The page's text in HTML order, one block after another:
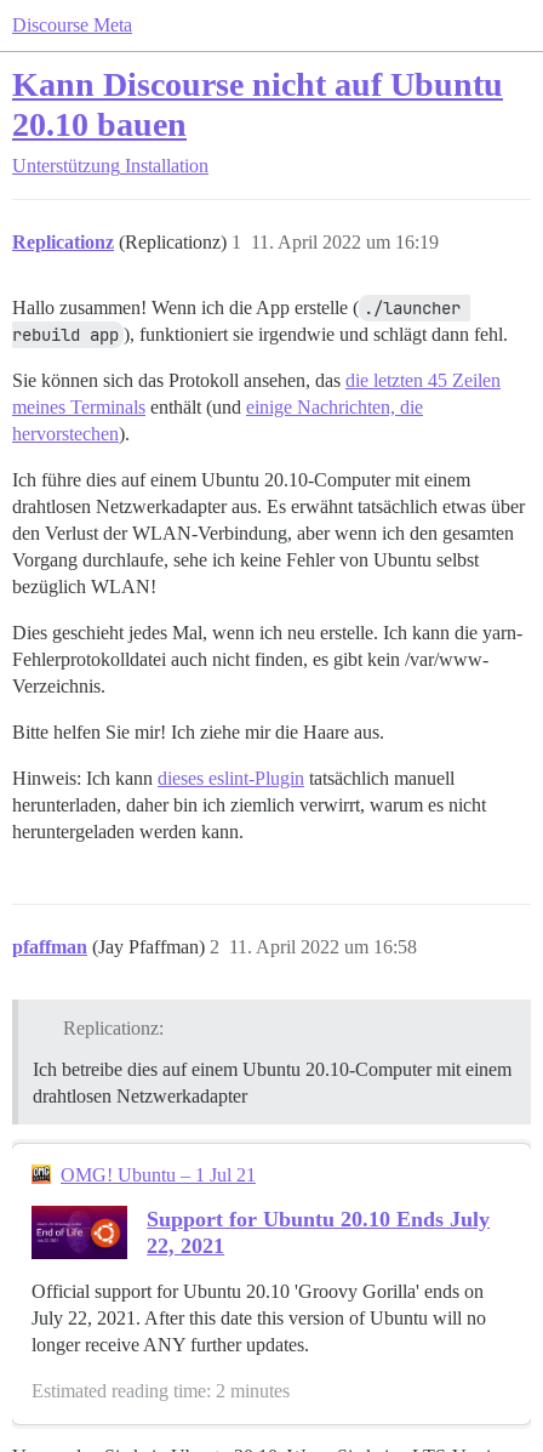
Discourse Meta
Kann Discourse nicht auf Ubuntu
20.10 bauen
Unterstützung Installation
Replicationz (Replicationz) 11. April 2022 um 16:19
1
Hallo zusammen! Wenn ich die App erstelle ( ./launcher
rebuild app ), funktioniert sie irgendwie und schlägt dann fehl.
Sie können sich das Protokoll ansehen, das die letzten 45 Zeilen
meines Terminals enthält (und einige Nachrichten, die
hervorstechen).
Ich führe dies auf einem Ubuntu 20.10-Computer mit einem
drahtlosen Netzwerkadapter aus. Es erwähnt tatsächlich etwas über
den Verlust der WLAN-Verbindung, aber wenn ich den gesamten
Vorgang durchlaufe, sehe ich keine Fehler von Ubuntu selbst
bezüglich WLAN!
Dies geschieht jedes Mal, wenn ich neu erstelle. Ich kann die yarn-
Fehlerprotokolldatei auch nicht finden, es gibt kein /var/www-
Verzeichnis.
Bitte helfen Sie mir! Ich ziehe mir die Haare aus.
Hinweis: Ich kann dieses eslint-Plugin tatsächlich manuell
herunterladen, daher bin ich ziemlich verwirrt, warum es nicht
heruntergeladen werden kann.
pfaffman (Jay Pfaffman) 11. April 2022 um 16:58
2
Replicationz:
Ich betreibe dies auf einem Ubuntu 20.10-Computer mit einem
drahtlosen Netzwerkadapter
OMG! Ubuntu – 1 Jul 21
Support for Ubuntu 20.10 Ends July
22, 2021
Official support for Ubuntu 20.10 'Groovy Gorilla' ends on
July 22, 2021. After this date this version of Ubuntu will no
longer receive ANY further updates.
Estimated reading time: 2 minutes